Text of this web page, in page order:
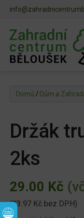
Domů / Dům a
Držák
2ks
29.00 Kč
(23.97 Kč bez DPH)